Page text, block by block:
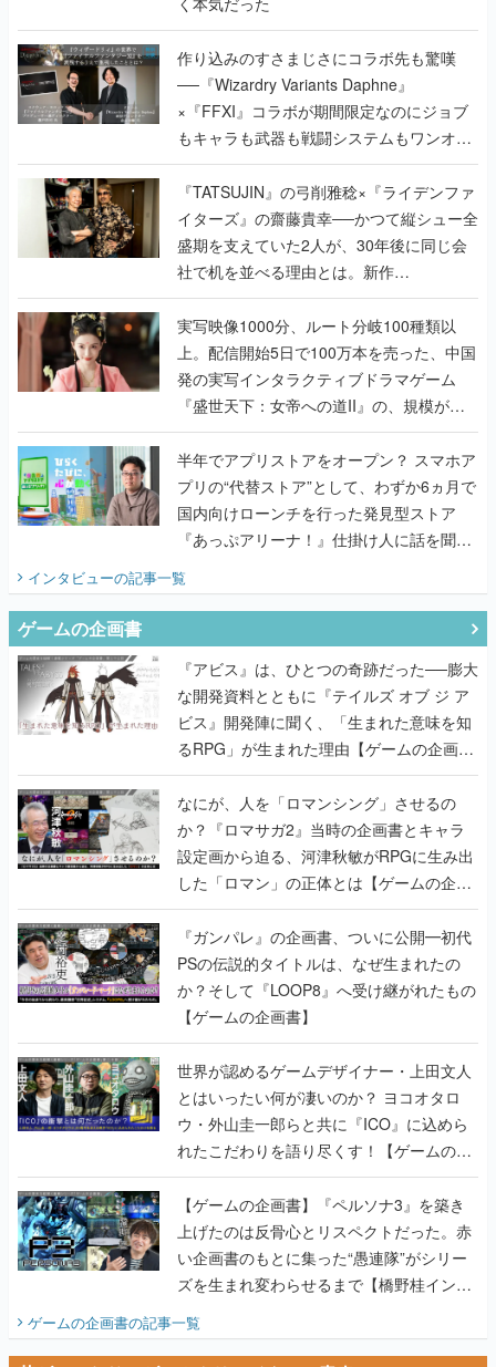
作り込みのすさまじさにコラボ先も驚嘆
──『Wizardry Variants Daphne』
×『FFXI』コラボが期間限定なのにジョブ
もキャラも武器も戦闘システムもワンオフ
で作り込まれた理由を両ディレクターに聞
く
『TATSUJIN』の弓削雅稔×『ライデンファ
イターズ』の齋藤貴幸──かつて縦シュー全
盛期を支えていた2人が、30年後に同じ会
社で机を並べる理由とは。新作
『TATSUJIN EXTREME』で初タッグを組
んだレジェンド2人に訊く開発秘話
実写映像1000分、ルート分岐100種類以
上。配信開始5日で100万本を売った、中国
発の実写インタラクティブドラマゲーム
『盛世天下：女帝への道II』の、規模が違
うこだわりをプロデューサーに聞いた
半年でアプリストアをオープン？ スマホア
プリの“代替ストア”として、わずか6ヵ月で
国内向けローンチを行った発見型ストア
『あっぷアリーナ！』仕掛け人に話を聞い
インタビューの記事一覧
ゲームの企画書
『アビス』は、ひとつの奇跡だった──膨大
な開発資料とともに『テイルズ オブ ジ ア
ビス』開発陣に聞く、「生まれた意味を知
るRPG」が生まれた理由【ゲームの企画
書】
なにが、人を「ロマンシング」させるの
か？『ロマサガ2』当時の企画書とキャラ
設定画から迫る、河津秋敏がRPGに生み出
した「ロマン」の正体とは【ゲームの企画
書】
『ガンパレ』の企画書、ついに公開━初代
PSの伝説的タイトルは、なぜ生まれたの
か？そして『LOOP8』へ受け継がれたもの
【ゲームの企画書】
世界が認めるゲームデザイナー・上田文人
とはいったい何が凄いのか？ ヨコオタロ
ウ・外山圭一郎らと共に『ICO』に込めら
れたこだわりを語り尽くす！【ゲームの企
画書】
【ゲームの企画書】『ペルソナ3』を築き
上げたのは反骨心とリスペクトだった。赤
い企画書のもとに集った“愚連隊”がシリー
ズを生まれ変わらせるまで【橋野桂インタ
ゲームの企画書の記事一覧